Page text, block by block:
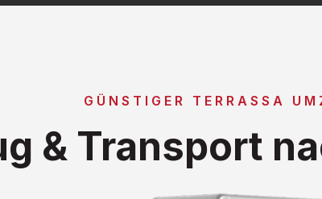
GÜNSTIGER TERRASSA
& Transport